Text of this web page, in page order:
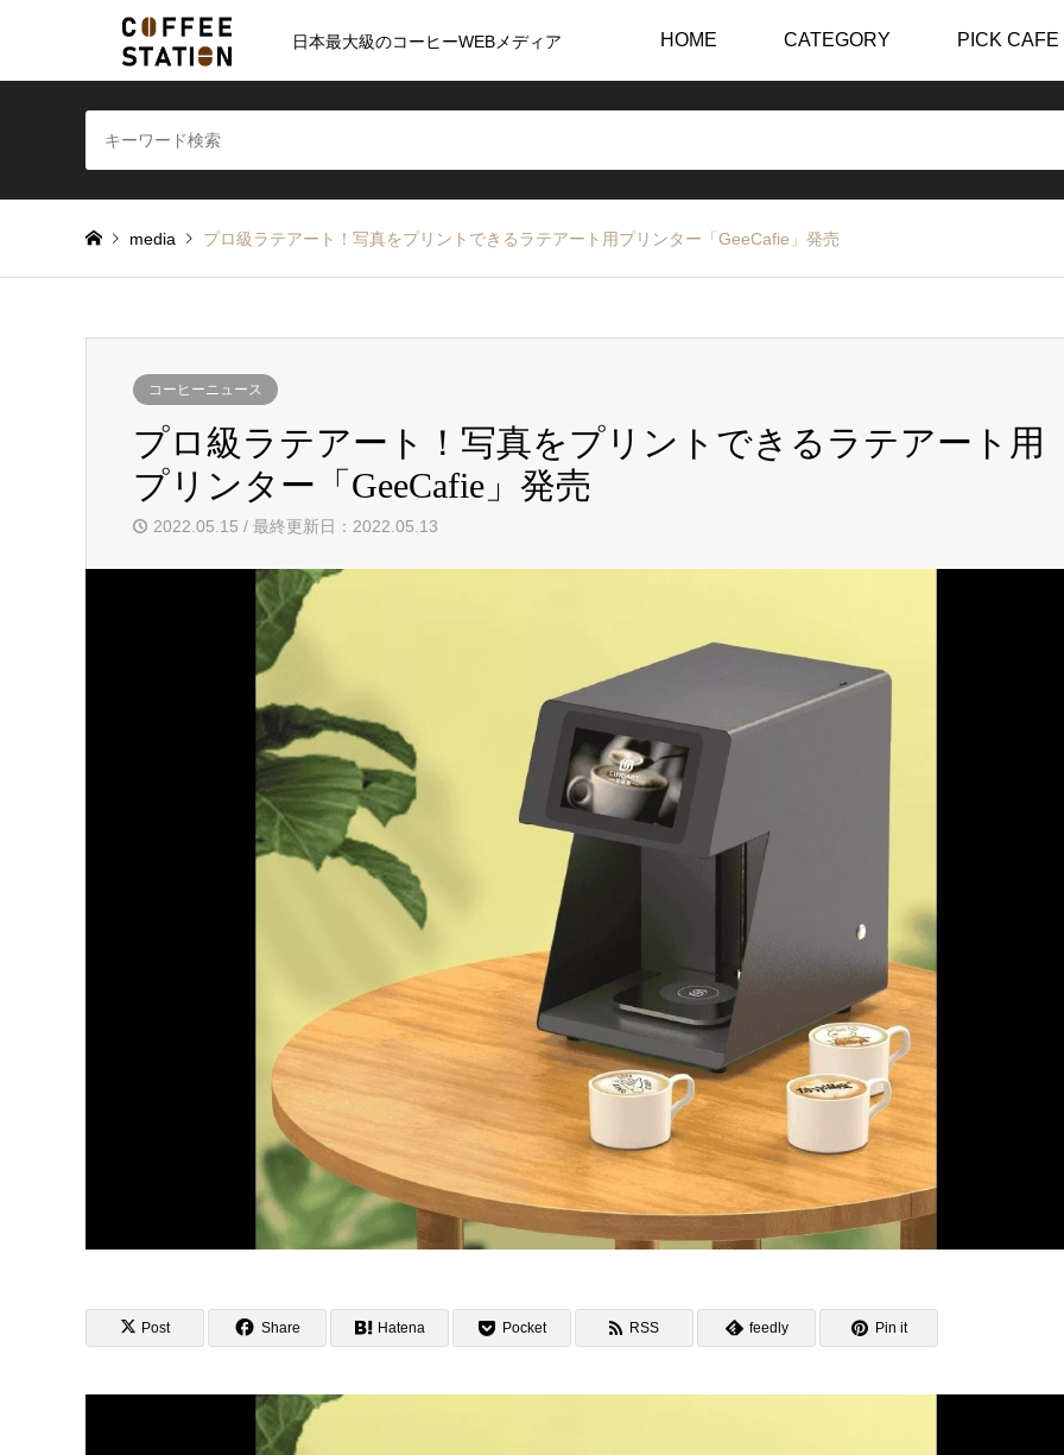
日本最大級のコーヒーWEBメディア HOME CATEGORY PICK CAFE
media プロ級ラテアート！写真をプリントできるラテアート用プリンター「GeeCafie」発売
コーヒーニュース
プロ級ラテアート！写真をプリントできるラテアート用
プリンター「GeeCafie」発売
2022.05.15 / 最終更新日：2022.05.13
Post Share Hatena Pocket RSS feedly Pin it